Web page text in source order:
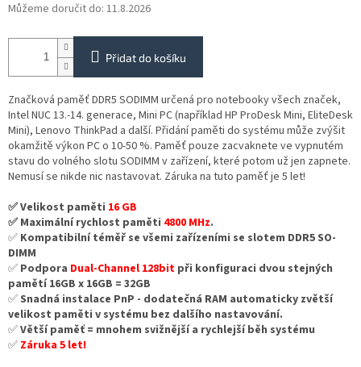
Můžeme doručit do: 11.8.2026
Přidat do košíku
Značková paměť DDR5 SODIMM určená pro notebooky všech značek,
Intel NUC 13.-14. generace, Mini PC (například HP ProDesk Mini, EliteDesk
Mini), Lenovo ThinkPad a další. Přidání paměti do systému může zvýšit
okamžitě výkon PC o 10-50 %. Paměť pouze zacvaknete ve vypnutém
stavu do volného slotu SODIMM v zařízení, které potom už jen zapnete.
Nemusí se nikde nic nastavovat. Záruka na tuto paměť je 5 let!
✅ Velikost paměti 16 GB
✅ Maximální rychlost paměti 4800 MHz.
✅ Kompatibilní téměř se všemi zařízeními se slotem DDR5 SO-
DIMM
✅ Podpora Dual-Channel 128bit při konfiguraci dvou stejných
pamětí 16GB x 16GB = 32GB
✅Snadná instalace PnP - dodatečná RAM automaticky zvětší
velikost paměti v systému bez dalšího nastavování.
✅Větší paměť = mnohem svižnější a rychlejší běh systému
✅ Záruka 5 let!